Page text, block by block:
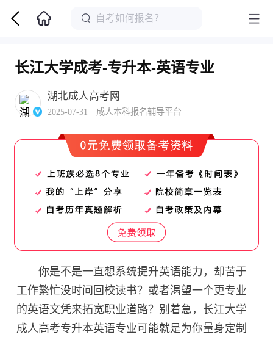
长江大学成考-专升本-英语专业
湖北成人高考网
2025-07-31 成人本科报名辅导平台
你是不是一直想系统提升英语能力，却苦于
工作繁忙没时间回校读书？或者渴望一个更专业
的英语文凭来拓宽职业道路？别着急，长江大学
成人高考专升本英语专业可能就是为你量身定制